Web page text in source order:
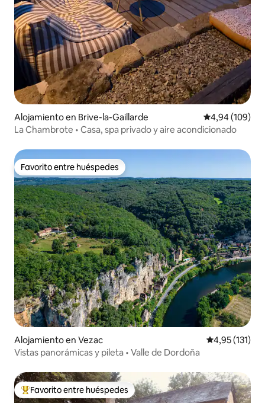
Alojamiento en Brive-la-Gaillarde Calificación
4,94 (109)
La Chambrote • Casa, spa privado y aire acondicionado
Favorito entre huéspedes
Favorito entre huéspedes
Alojamiento en Vezac Calificación
4,95 (131)
Vistas panorámicas y pileta • Valle de Dordoña
Favorito entre los huéspedes más destacados
Favorito entre huéspedes